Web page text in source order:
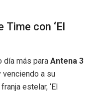
Time con ‘El
día más para Antena 3
venciendo a su
estelar, ‘El